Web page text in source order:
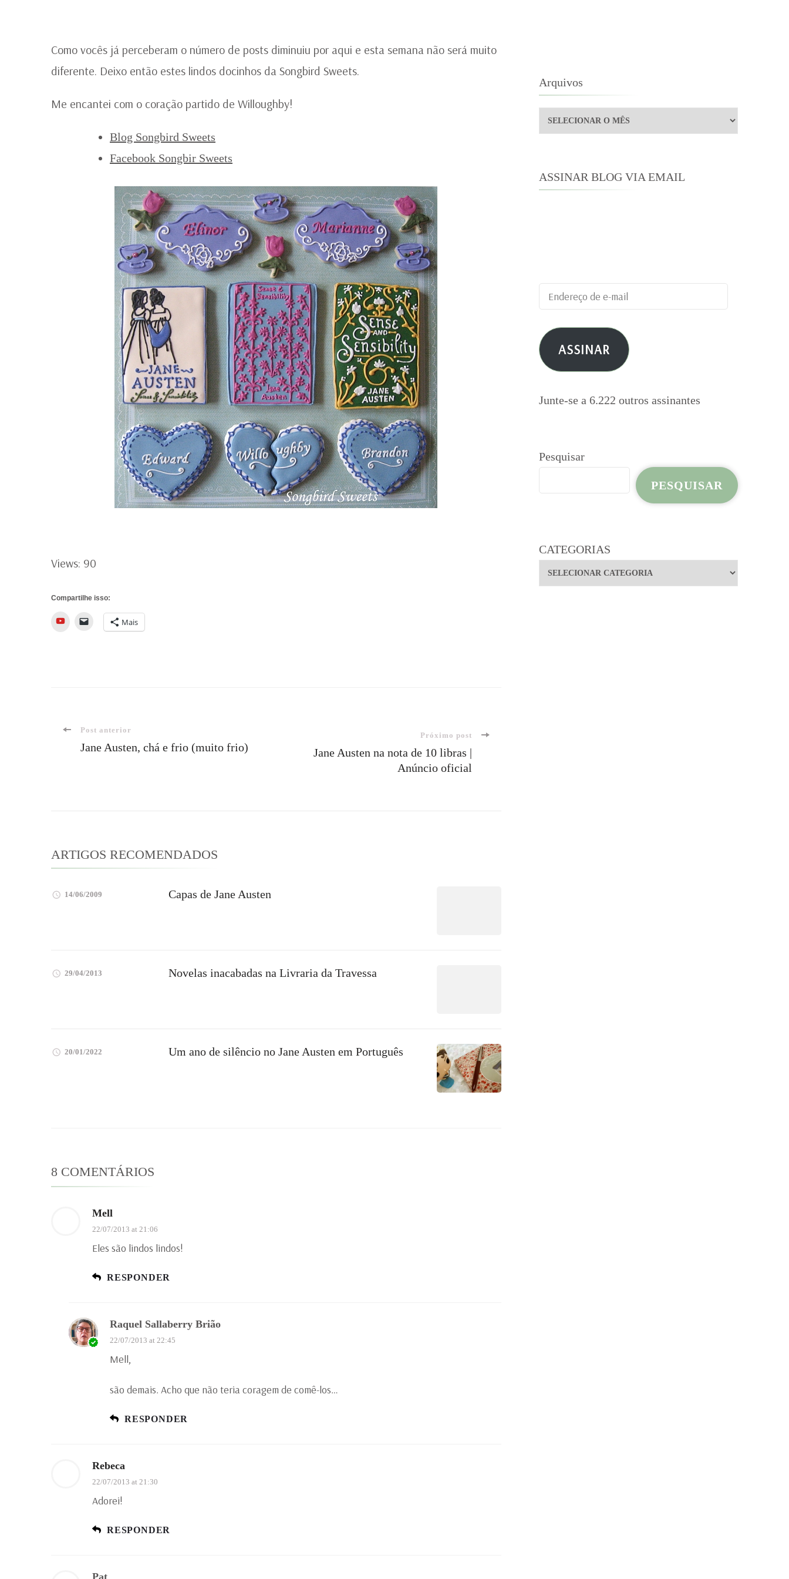
Como vocês já perceberam o número de posts diminuiu por aqui e esta semana não será muito
diferente. Deixo então estes lindos docinhos da Songbird Sweets.
Me encantei com o coração partido de Willoughby!
Blog Songbird Sweets
Facebook Songbir Sweets
Views: 90
Compartilhe isso:
YouTube Mais
Navegação
Post anterior
Jane Austen, chá e frio (muito frio)
Próximo post
Jane Austen na nota de 10 libras |
Anúncio oficial
ARTIGOS RECOMENDADOS
14/06/2009 Capas de Jane Austen
29/04/2013 Novelas inacabadas na Livraria da Travessa
20/01/2022 Um ano de silêncio no Jane Austen em Português
8 COMENTÁRIOS
Mell
22/07/2013 at 21:06
Eles são lindos lindos!
RESPONDER
Raquel Sallaberry Brião
22/07/2013 at 22:45
Mell,
são demais. Acho que não teria coragem de comê-los…
RESPONDER
Rebeca
22/07/2013 at 21:30
Adorei!
RESPONDER
Pat
Arquivos
Arquivos
ASSINAR BLOG VIA EMAIL
Endereço
de
e-
mail ASSINAR
Junte-se a 6.222 outros assinantes
Pesquisar
PESQUISAR
CATEGORIAS